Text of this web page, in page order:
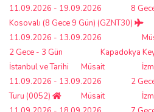
11.09.2026 - 19.09.2026
8
Kosovalı (8 Gece 9 Gün) (GZNT30)
11.09.2026 - 13.09.2026
2 Gece - 3 Gün
Kapadokya
Müsait
11.09.2026 - 13.09.2026
2
İstanbul ve Tarihi
Turu (0052)
Müsait